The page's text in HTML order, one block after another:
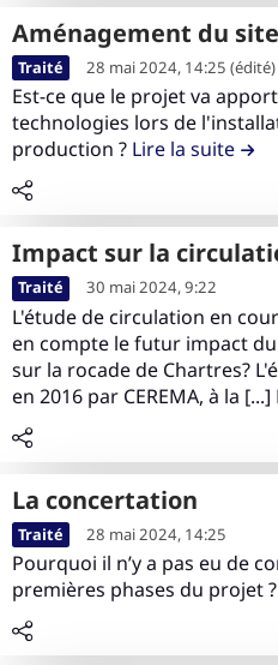
a
z
o
n
e
d
'
c
t
i
v
i
t
é
s
t
e
t
i
o
n
e
t
r
c
r
u
t
e
m
e
n
o
n
L
a
m
o
b
i
l
i
t
é
t
r
i
b
u
i
n
a
m
é
n
a
g
m
e
n
t
d
u
d
e
l
a
c
o
n
r
i
b
u
t
i
o
n
L
a
m
o
b
i
c
o
n
t
e
n
d
e
l
a
c
o
n
t
i
b
u
t
o
aménagement du site
L
i
r
e
l
e
c
o
n
t
e
n
u
d
l
a
c
o
n
t
Traité 28 mai 2024, 14:25(édité)
Est-ce que le projet va
technologies lors de
production ? Lire la suite de
Impact sur la
L
i
r
e
l
e
o
n
t
e
n
u
Traité 30 mai 2024, 9:22
L'étude de circulation en
en compte le futur impact
sur la rocade de Chartres?
en 2016 par CEREMA, à la [...]
La concertation
L
i
r
e
l
Traité 28 mai 2024, 14:25
Pourquoi il n’y a pas eu de
premières phases du projet ?